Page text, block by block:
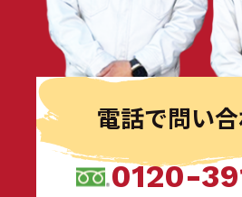
電話で問い
0120-